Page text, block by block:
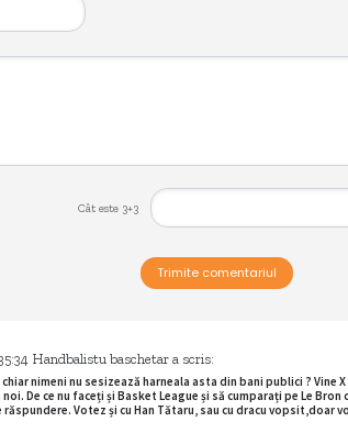
Cât este 3+3
Trimite comentariul
Handbalistu baschetara scris:
nimeni nu sesizează harneala asta din bani publici ? Vine
De ce nu faceți și Basket League și să cumparați pe Le
Votez și cu Han Tătaru, sau cu dracu vopsit,doar